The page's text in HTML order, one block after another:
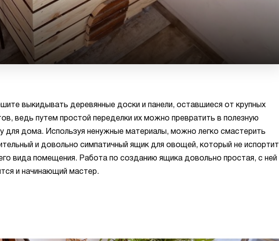
выкидывать деревянные доски и панели, оставшиеся от крупных
ведь путем простой переделки их можно превратить в полезную
для дома. Используя ненужные материалы, можно легко смастерить
и довольно симпатичный ящик для овощей, который не испортит
вида помещения. Работа по созданию ящика довольно простая, с ней
и начинающий мастер.